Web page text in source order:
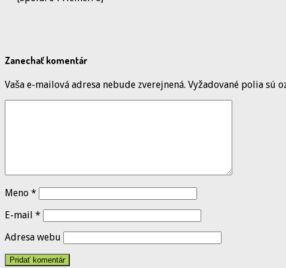
Zanechať komentár
Vaša e-mailová adresa nebude zverejnená. Vyžadované polia sú
Meno *
E-mail *
Adresa webu